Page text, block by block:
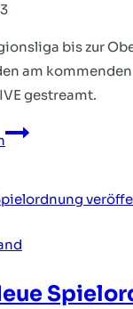
bis zur
am
gestreamt.
DIE
AUF
LIVE